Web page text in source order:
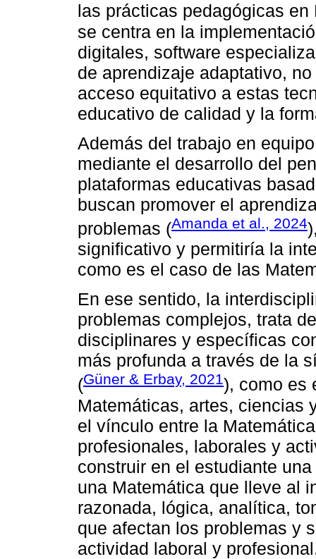
las prácticas pedagógicas en
se centra en la
digitales, software
de aprendizaje adaptativo,
acceso equitativo a estas
educativo de calidad y la
Además del trabajo en
mediante el desarrollo del
plataformas educativas
buscan promover el
problemas (Amanda et al., 2024
significativo y permitiría la
como es el caso de las
En ese sentido, la
problemas complejos, trata
disciplinares y específicas
más profunda a través de la
(Güner & Erbay, 2021), como es
Matemáticas, artes, ciencias
el vínculo entre la
profesionales, laborales y
construir en el estudiante
una Matemática que lleve al
razonada, lógica, analítica,
que afectan los problemas y
actividad laboral y